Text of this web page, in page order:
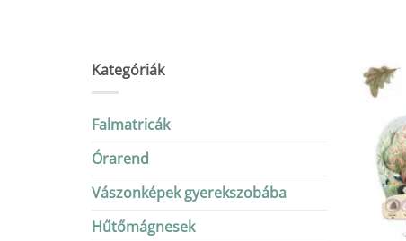
Kategóriák
Falmatricák
Órarend
Vászonképek gyerekszobába
Hűtőmágnesek